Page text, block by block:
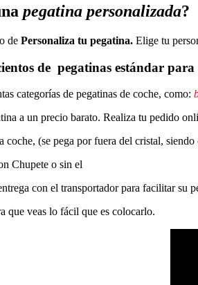
pegatina personalizada?
de Personaliza tu pegatina. Elige tu
de pegatinas estándar para
categorías de pegatinas de coche, como:
a un precio barato. Realiza tu pedido
coche, (se pega por fuera del cristal,
Chupete o sin el
con el transportador para facilitar su
que veas lo fácil que es colocarlo.